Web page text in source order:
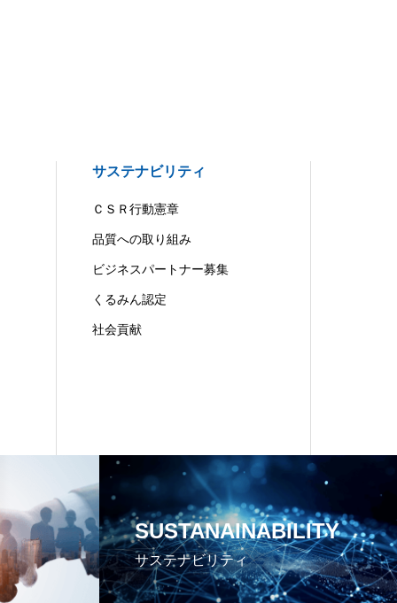
サステナビリティ
ＣＳＲ行動憲章
品質への取り組み
ビジネスパートナー募集
くるみん認定
社会貢献
SUSTANAINABILITY
サステナビリティ